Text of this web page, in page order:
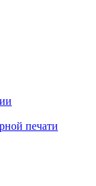
печати